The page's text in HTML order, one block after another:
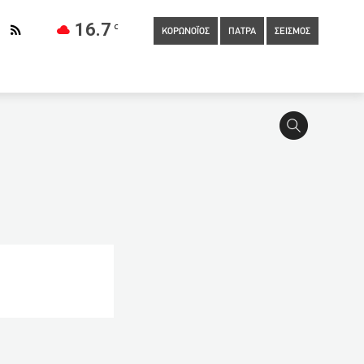
16.7 C
ΚΟΡΩΝΟΪΟΣ ΠΑΤΡΑ ΣΕΙΣΜΟΣ
Συμφωνία του Ολυμπιακού με τον Λάιτι για δύο χρόνια
Πότε είναι η κορύφωση της ανοσίας από τα εμβόλια